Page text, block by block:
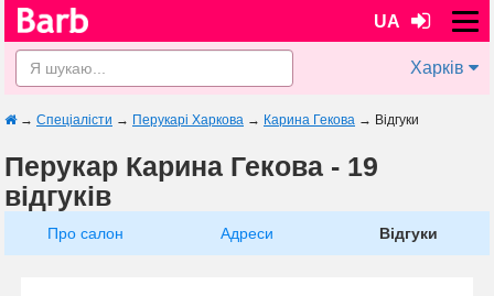
UA
Харків
→ Спеціалісти → Перукарі Харкова → Карина Гекова → Відгуки
Перукар Карина Гекова - 19
відгуків
Про салон Адреси Відгуки